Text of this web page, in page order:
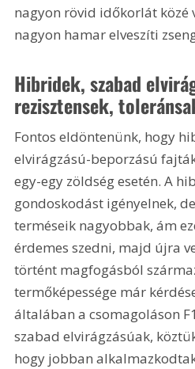
nagyon rövid időkorlát közé
nagyon hamar elveszíti
Hibridek, szabad
rezisztensek,
Fontos eldöntenünk, hogy
elvirágzású-beporzású
egy-egy zöldség esetén. A
gondoskodást igényelnek,
terméseik nagyobbak, ám
érdemes szedni, majd újra
történt magfogásból
termőképessége már
általában a csomagoláson
szabad elvirágzásúak,
hogy jobban